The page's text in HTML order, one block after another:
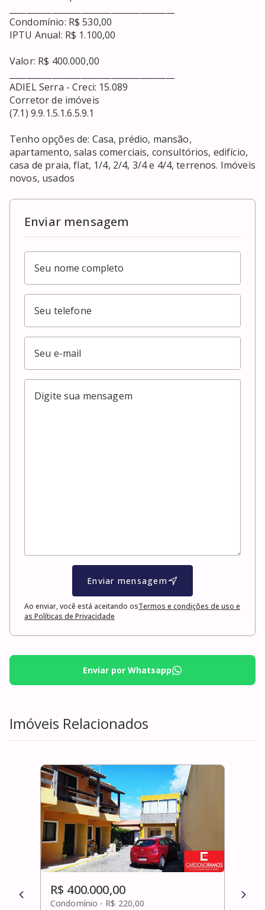
Condomínio: R$ 530,00
IPTU Anual: R$ 1.100,00
Valor: R$ 400.000,00
ADIEL Serra - Creci: 15.089
Corretor de imóveis
(7.1) 9.9.1.5.1.6.5.9.1
Tenho opções de: Casa, prédio, mansão,
apartamento, salas comerciais, consultórios, edifício,
casa de praia, flat, 1/4, 2/4, 3/4 e 4/4, terrenos. Imóveis
novos, usados
Enviar mensagem
Enviar mensagem
Ao enviar, você está aceitando osTermos e condições de uso e
as Políticas de Privacidade
Enviar por Whatsapp
Imóveis Relacionados
R$ 400.000,00
Condomínio - R$ 220,00
R$